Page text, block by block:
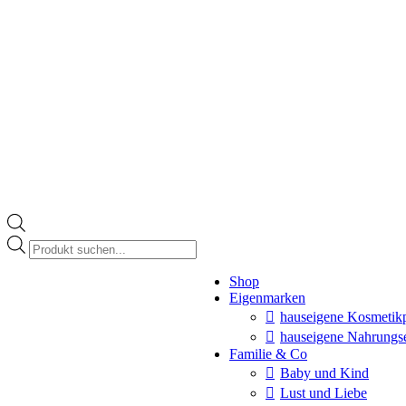
Products
search
Shop
Eigenmarken
hauseigene
hauseigene
Familie & Co
Baby und Kind
Lust und Liebe